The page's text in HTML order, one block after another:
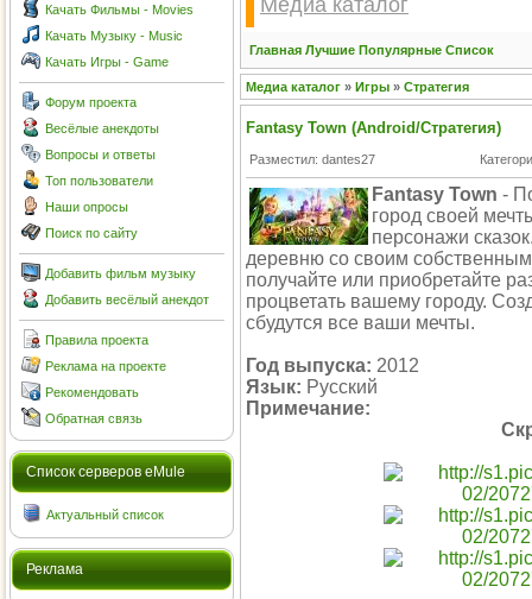
Качать Фильмы - Movies
Качать Музыку - Music
Качать Игры - Game
Форум проекта
Весёлые анекдоты
Вопросы и ответы
Топ пользователи
Наши опросы
Поиск по сайту
Добавить фильм музыку
Добавить весёлый анекдот
Правила проекта
Реклама на проекте
Рекомендовать
Обратная связь
Cписок серверов eMule
Актуальный список
Реклама
Медиа каталог
Главная Лучшие Популярные Список
Медиа каталог » Игры » Стратегия
Fantasy Town (Android/Стратегия)
Разместил: dantes27
Fantasy Town -
город своей
персонажи
деревню со своим
получайте или приобретайте
процветать вашему городу.
сбудутся все ваши мечты.
Год выпуска: 2012
Язык: Русский
Примечание: